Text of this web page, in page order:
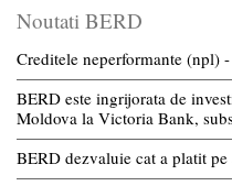
Noutati BERD
Creditele neperformante (npl)
BERD este ingrijorata de
Moldova la Victoria Bank,
BERD dezvaluie cat a platit